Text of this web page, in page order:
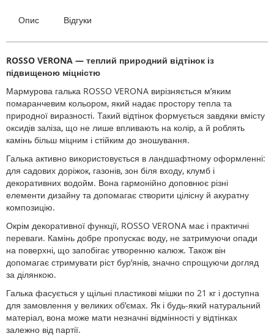
Опис Відгуки
ROSSO VERONA — теплий природний відтінок із
підвищеною міцністю
Мармурова галька ROSSO VERONA вирізняється м’яким
помаранчевим кольором, який надає простору тепла та
природної виразності. Такий відтінок формується завдяки вмісту
оксидів заліза, що не лише впливають на колір, а й роблять
камінь більш міцним і стійким до зношування.
Галька активно використовується в ландшафтному оформленні:
для садових доріжок, газонів, зон біля входу, клумб і
декоративних водойм. Вона гармонійно доповнює різні
елементи дизайну та допомагає створити цілісну й акуратну
композицію.
Окрім декоративної функції, ROSSO VERONA має і практичні
переваги. Камінь добре пропускає воду, не затримуючи опади
на поверхні, що запобігає утворенню калюж. Також він
допомагає стримувати ріст бур’янів, значно спрощуючи догляд
за ділянкою.
Галька фасується у щільні пластикові мішки по 21 кг і доступна
для замовлення у великих об’ємах. Як і будь-який натуральний
матеріал, вона може мати незначні відмінності у відтінках
залежно від партії.